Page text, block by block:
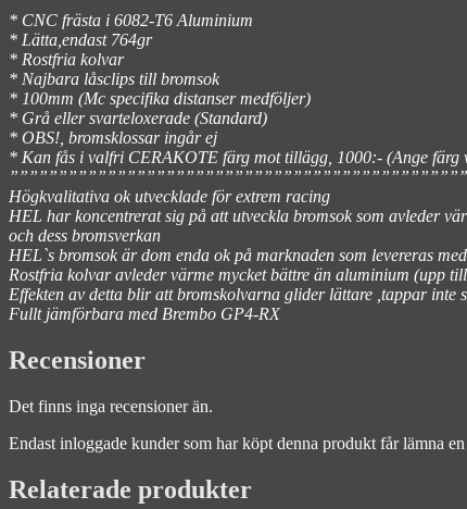
* CNC frästa i 6082-T6 Aluminium
* Lätta,endast 764gr
* Rostfria kolvar
* Najbara låsclips till bromsok
* 100mm (Mc specifika distanser medföljer)
* Grå eller svarteloxerade (Standard)
* OBS!, bromsklossar ingår ej
* Kan fås i valfri CERAKOTE färg mot tillägg, 1000:- (Ange
Högkvalitativa ok utvecklade för extrem racing
HEL har koncentrerat sig på att utveckla bromsok som avleder
och dess bromsverkan
HEL`s bromsok är dom enda ok på marknaden som levereras
Rostfria kolvar avleder värme mycket bättre än aluminium (upp
Effekten av detta blir att bromskolvarna glider lättare ,tappar
Fullt jämförbara med Brembo GP4-RX
Recensioner
Det finns inga recensioner än.
Endast inloggade kunder som har köpt denna produkt får lämna
Relaterade produkter